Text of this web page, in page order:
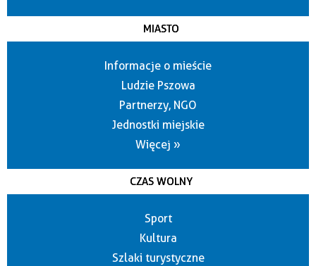
MIASTO
Informacje o mieście
Ludzie Pszowa
Partnerzy, NGO
Jednostki miejskie
Więcej »
CZAS WOLNY
Sport
Kultura
Szlaki turystyczne